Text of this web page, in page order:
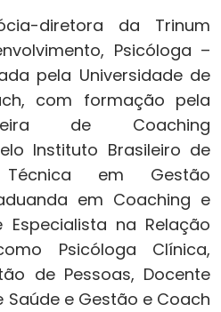
diretora da Trinum
Psicóloga –
pela Universidade de
com formação pela
de Coaching
Instituto Brasileiro de
em Gestão
em Coaching e
Especialista na Relação
Psicóloga Clínica,
de Pessoas, Docente
e Gestão e Coach